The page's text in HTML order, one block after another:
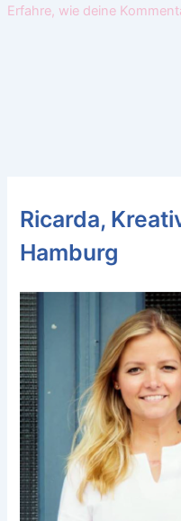
Erfahre, wie deine
Ricarda,
Hamburg